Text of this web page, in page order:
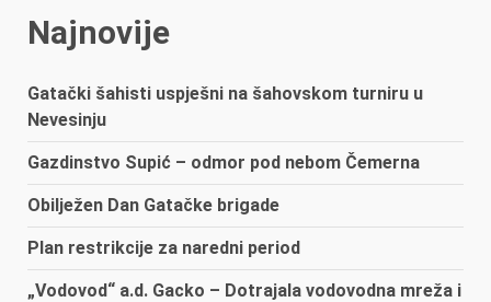
Najnovije
Gatački šahisti uspješni na šahovskom turniru u
Nevesinju
Gazdinstvo Supić – odmor pod nebom Čemerna
Obilježen Dan Gatačke brigade
Plan restrikcije za naredni period
„Vodovod“ a.d. Gacko – Dotrajala vodovodna mreža i